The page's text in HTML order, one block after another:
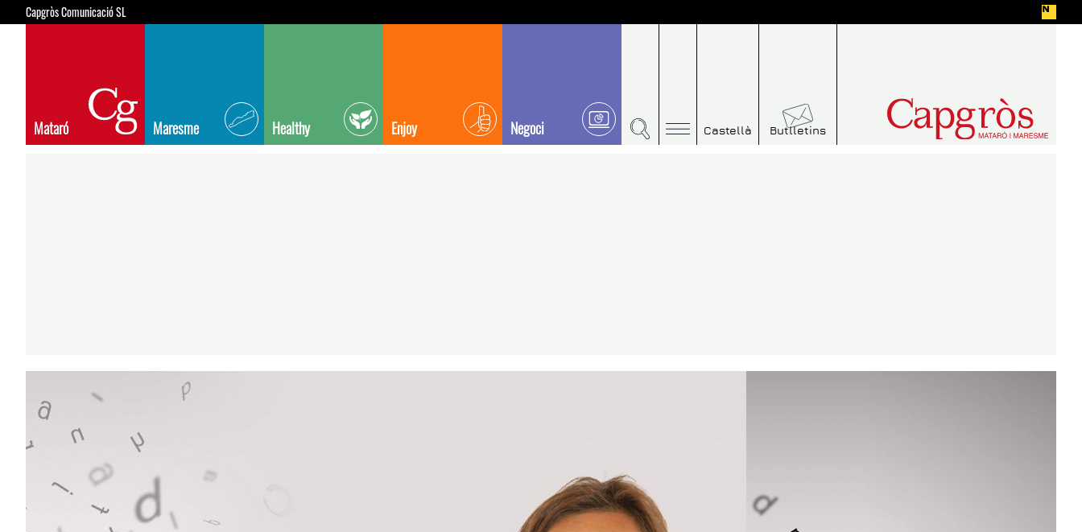
Capgròs Comunicació SL
Mataró Maresme Healthy Enjoy Negoci Castellà Butlletins